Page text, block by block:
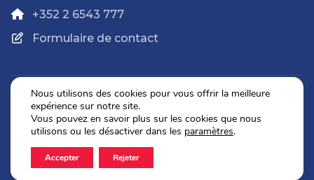
+352 2 6543 777
Formulaire de contact
Politique de confidentialité
Mentions légales
2026 © OGBL. Tous droits réservés.
Nous utilisons des cookies pour vous offrir la meilleure
expérience sur notre site.
Vous pouvez en savoir plus sur les cookies que nous
utilisons ou les désactiver dans les paramètres.
Accepter Rejeter